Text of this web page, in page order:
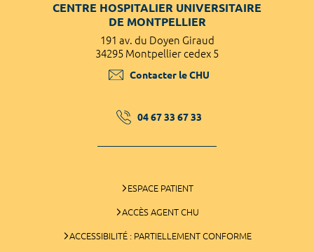
CENTRE HOSPITALIER UNIVERSITAIRE
DE MONTPELLIER
191 av. du Doyen Giraud
34295 Montpellier cedex 5
Contacter le CHU
04 67 33 67 33
ESPACE PATIENT
ACCÈS AGENT CHU
ACCESSIBILITÉ : PARTIELLEMENT CONFORME